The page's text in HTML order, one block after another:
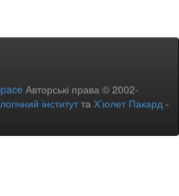
Авторські права © 2002-
інститутта Х’юлет Пакард -